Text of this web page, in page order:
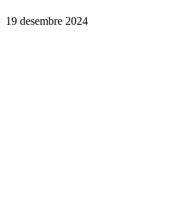
19 desembre 2024